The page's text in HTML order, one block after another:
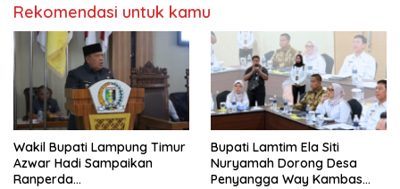
Rekomendasi untuk kamu
Wakil Bupati Lampung Timur
Azwar Hadi Sampaikan
Ranperda
Bupati Lamtim Ela Siti
Nuryamah Dorong Desa
Penyangga Way Kambas